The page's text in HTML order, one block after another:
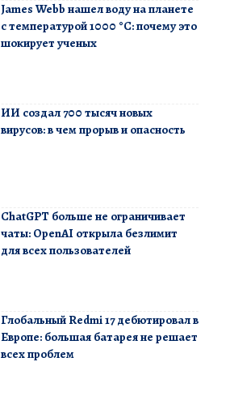
James Webb нашел воду на планете
с температурой 1000 °C: почему это
шокирует ученых
ИИ создал 700 тысяч новых
вирусов: в чем прорыв и опасность
ChatGPT больше не ограничивает
чаты: OpenAI открыла безлимит
для всех пользователей
Глобальный Redmi 17 дебютировал в
Европе: большая батарея не решает
всех проблем